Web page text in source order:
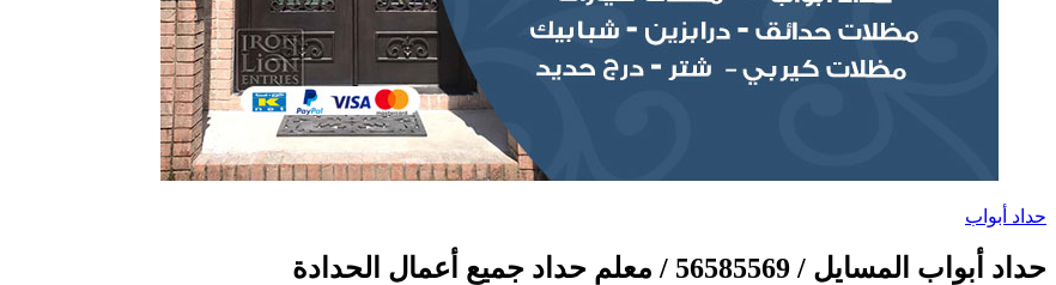
حداد أبواب
حداد أبواب المسايل / 56585569 / معلم حداد جميع أعمال الحدادة